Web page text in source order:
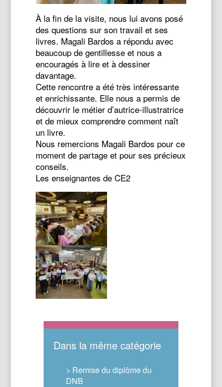
À la fin de la visite, nous lui avons posé
des questions sur son travail et ses
livres. Magali Bardos a répondu avec
beaucoup de gentillesse et nous a
encouragés à lire et à dessiner
davantage.
Cette rencontre a été très intéressante
et enrichissante. Elle nous a permis de
découvrir le métier d’autrice-illustratrice
et de mieux comprendre comment naît
un livre.
Nous remercions Magali Bardos pour ce
moment de partage et pour ses précieux
conseils.
Les enseignantes de CE2
Dans la même catégorie
> Remise du diplôme du
DNB